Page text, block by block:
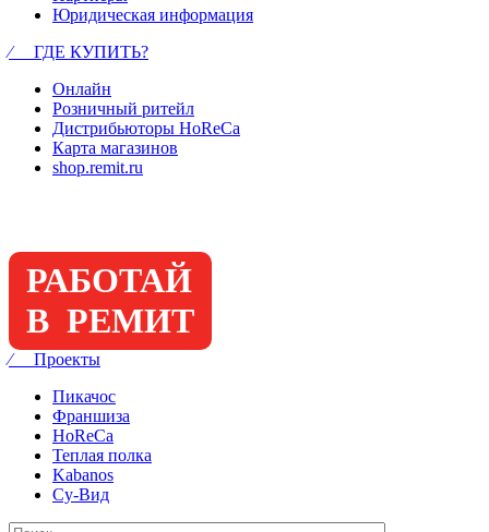
Юридическая информация
⁄ ГДЕ КУПИТЬ?
Онлайн
Розничный ритейл
Дистрибьюторы HoReCa
Карта магазинов
shop.remit.ru
РАБОТАЙ
В РЕМИТ
⁄ Проекты
Пикачос
Франшиза
HoReCa
Теплая полка
Kabanos
Су-Вид